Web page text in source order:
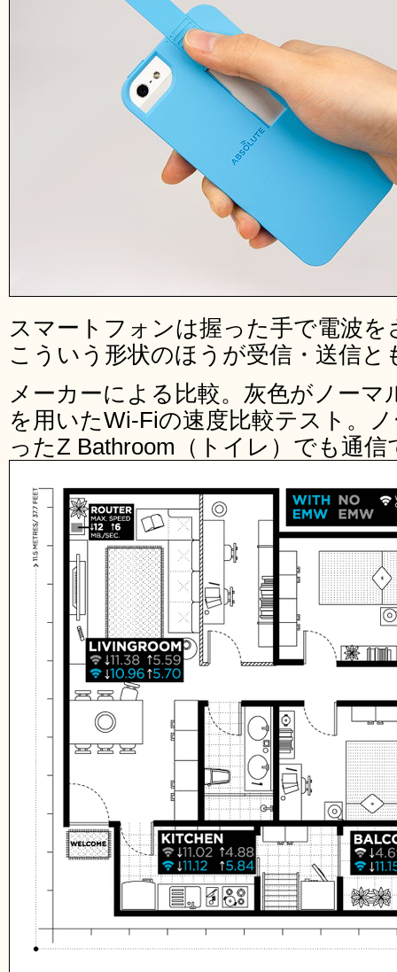
スマートフォンは握った手で電波
こういう形状のほうが受信・送信
メーカーによる比較。灰色がノーマ
を用いたWi-Fiの速度比較テスト。
ったZ Bathroom（トイレ）でも通